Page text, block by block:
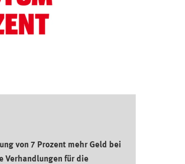
von 7 Prozent mehr Geld bei
Verhandlungen für die